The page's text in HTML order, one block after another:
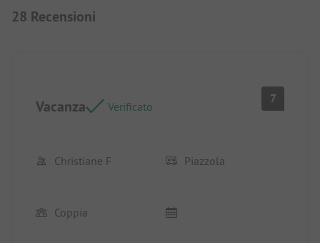
28 Recensioni
Vacanza Verificato
7
Christiane F Piazzola
Coppia